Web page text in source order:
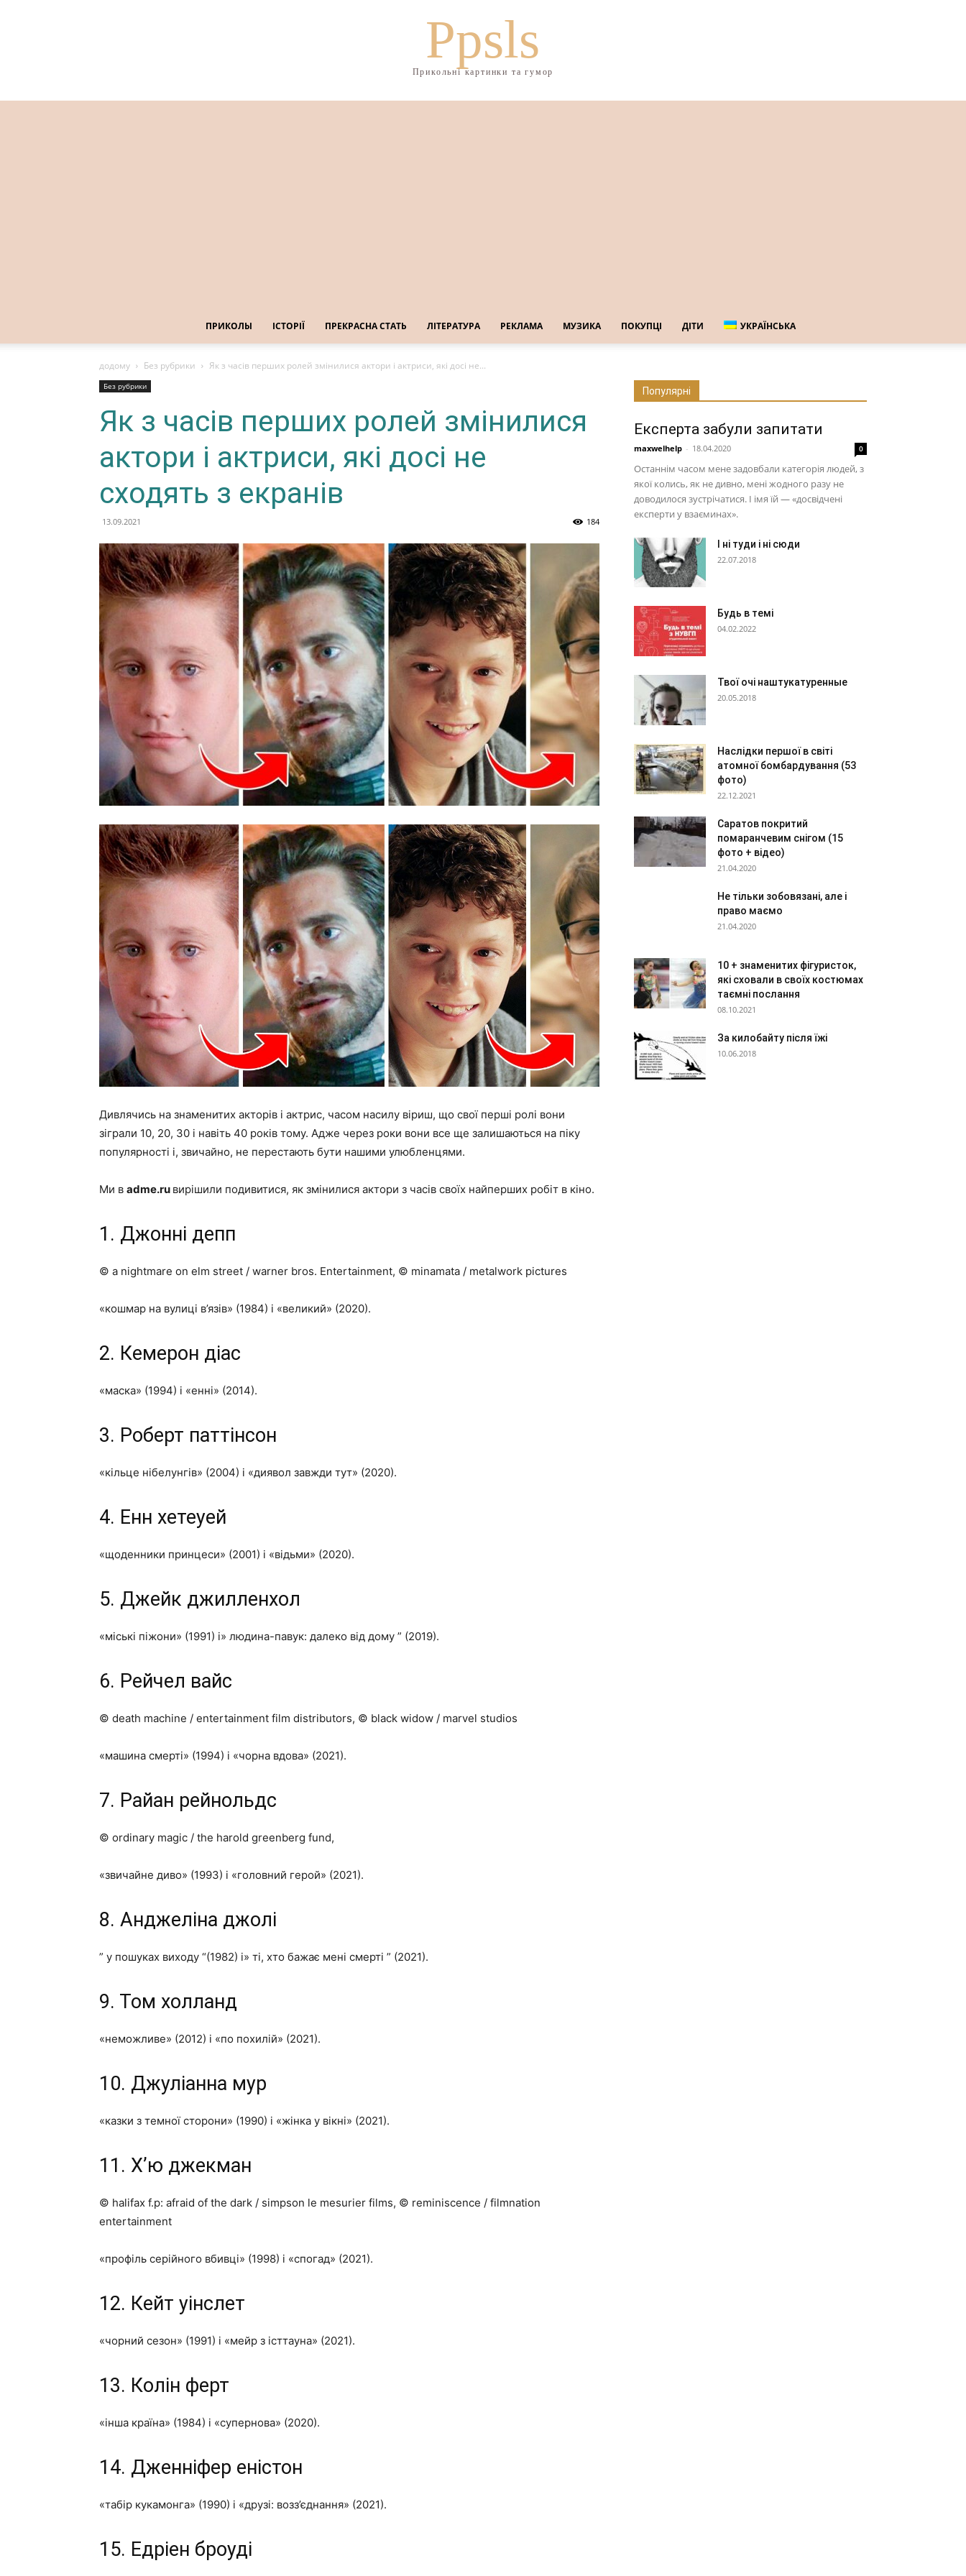
Ppsls
Прикольні картинки та гумор
ПРИКОЛЫ ІСТОРІЇ ПРЕКРАСНА СТАТЬ ЛІТЕРАТУРА РЕКЛАМА МУЗИКА ПОКУПЦІ ДІТИ УКРАЇНСЬКА
додому Без рубрики Як з часів перших ролей змінилися актори і актриси, які досі не...
Без рубрики
Як з часів перших ролей змінилися
актори і актриси, які досі не
сходять з екранів
13.09.2021 184
Дивлячись на знаменитих акторів і актрис, часом насилу віриш, що свої перші ролі вони
зіграли 10, 20, 30 і навіть 40 років тому. Адже через роки вони все ще залишаються на піку
популярності і, звичайно, не перестають бути нашими улюбленцями.
Ми в adme.ru вирішили подивитися, як змінилися актори з часів своїх найперших робіт в кіно.
1. Джонні депп
© a nightmare on elm street / warner bros. Entertainment, © minamata / metalwork pictures
«кошмар на вулиці в’язів» (1984) і «великий» (2020).
2. Кемерон діас
«маска» (1994) і «енні» (2014).
3. Роберт паттінсон
«кільце нібелунгів» (2004) і «диявол завжди тут» (2020).
4. Енн хетеуей
«щоденники принцеси» (2001) і «відьми» (2020).
5. Джейк джилленхол
«міські піжони» (1991) і» людина-павук: далеко від дому ” (2019).
6. Рейчел вайс
© death machine / entertainment film distributors, © black widow / marvel studios
«машина смерті» (1994) і «чорна вдова» (2021).
7. Райан рейнольдс
© ordinary magic / the harold greenberg fund,
«звичайне диво» (1993) і «головний герой» (2021).
8. Анджеліна джолі
” у пошуках виходу “(1982) і» ті, хто бажає мені смерті ” (2021).
9. Том холланд
«неможливе» (2012) і «по похилій» (2021).
10. Джуліанна мур
«казки з темної сторони» (1990) і «жінка у вікні» (2021).
11. Х’ю джекман
© halifax f.p: afraid of the dark / simpson le mesurier films, © reminiscence / filmnation
entertainment
«профіль серійного вбивці» (1998) і «спогад» (2021).
12. Кейт уінслет
«чорний сезон» (1991) і «мейр з істтауна» (2021).
13. Колін ферт
«інша країна» (1984) і «супернова» (2020).
14. Дженніфер еністон
«табір кукамонга» (1990) і «друзі: возз’єднання» (2021).
15. Едріен броуді
Популярні
Експерта забули запитати
maxwelhelp - 18.04.2020 0
Останнім часом мене задовбали категорія людей, з
якої колись, як не дивно, мені жодного разу не
доводилося зустрічатися. І імя їй — «досвідчені
експерти у взаєминах».
І ні туди і ні сюди
22.07.2018
Будь в темі
04.02.2022
Твої очі наштукатуренные
20.05.2018
Наслідки першої в світі
атомної бомбардування (53
фото)
22.12.2021
Саратов покритий
помаранчевим снігом (15
фото + відео)
21.04.2020
Не тільки зобовязані, але і
право маємо
21.04.2020
10 + знаменитих фігуристок,
які сховали в своїх костюмах
таємні послання
08.10.2021
За килобайту після їжі
10.06.2018